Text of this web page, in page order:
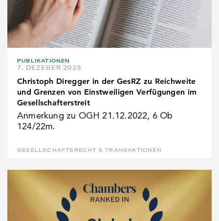
PUBLIKATIONEN
7. DEZEBER 2023
Christoph Diregger in der GesRZ zu Reichweite
und Grenzen von Einstweiligen Verfügungen im
Gesellschafterstreit
Anmerkung zu OGH 21.12.2022, 6 Ob
124/22m.
GESELLSCHAFTSRECHT & TRANSAKTIONEN